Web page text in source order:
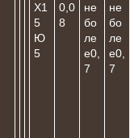
Х1
5
Ю
5
0,0
8
не
бо
ле
е0,
7
не
бо
ле
е0,
7